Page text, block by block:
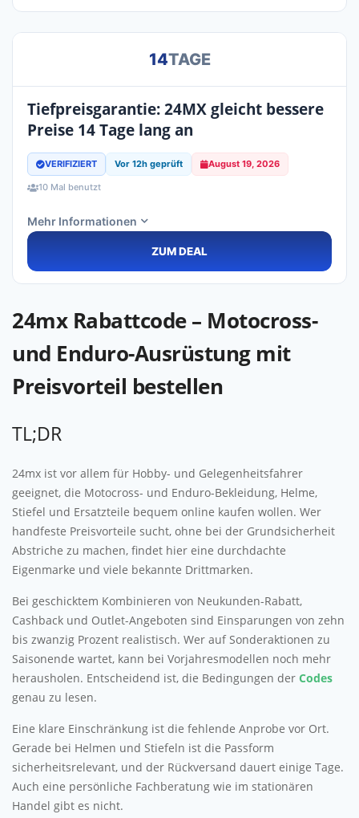
14TAGE
Tiefpreisgarantie: 24MX gleicht bessere
Preise 14 Tage lang an
VERIFIZIERT Vor 12h geprüft August 19, 2026
10 Mal benutzt
Mehr Informationen
ZUM DEAL
24mx Rabattcode – Motocross-
und Enduro-Ausrüstung mit
Preisvorteil bestellen
TL;DR
24mx ist vor allem für Hobby- und Gelegenheitsfahrer
geeignet, die Motocross- und Enduro-Bekleidung, Helme,
Stiefel und Ersatzteile bequem online kaufen wollen. Wer
handfeste Preisvorteile sucht, ohne bei der Grundsicherheit
Abstriche zu machen, findet hier eine durchdachte
Eigenmarke und viele bekannte Drittmarken.
Bei geschicktem Kombinieren von Neukunden-Rabatt,
Cashback und Outlet-Angeboten sind Einsparungen von zehn
bis zwanzig Prozent realistisch. Wer auf Sonderaktionen zu
Saisonende wartet, kann bei Vorjahresmodellen noch mehr
herausholen. Entscheidend ist, die Bedingungen der Codes
genau zu lesen.
Eine klare Einschränkung ist die fehlende Anprobe vor Ort.
Gerade bei Helmen und Stiefeln ist die Passform
sicherheitsrelevant, und der Rückversand dauert einige Tage.
Auch eine persönliche Fachberatung wie im stationären
Handel gibt es nicht.